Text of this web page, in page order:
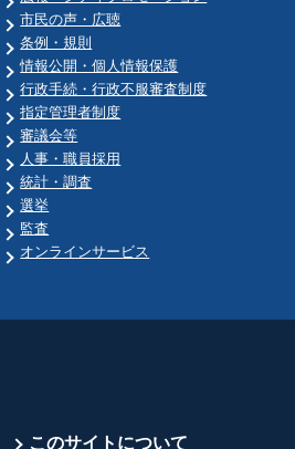
市民の声・広聴
条例・規則
情報公開・個人情報保護
行政手続・行政不服審査制度
指定管理者制度
審議会等
人事・職員採用
統計・調査
選挙
監査
オンラインサービス
このサイトについて